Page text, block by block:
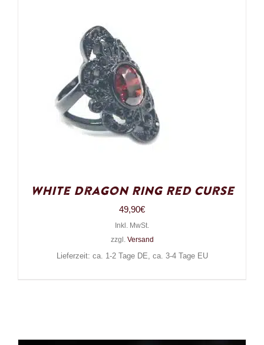
White Dragon Ring Red Curse
49,90€
Inkl. MwSt.
zzgl. Versand
Lieferzeit: ca. 1-2 Tage DE, ca. 3-4 Tage EU